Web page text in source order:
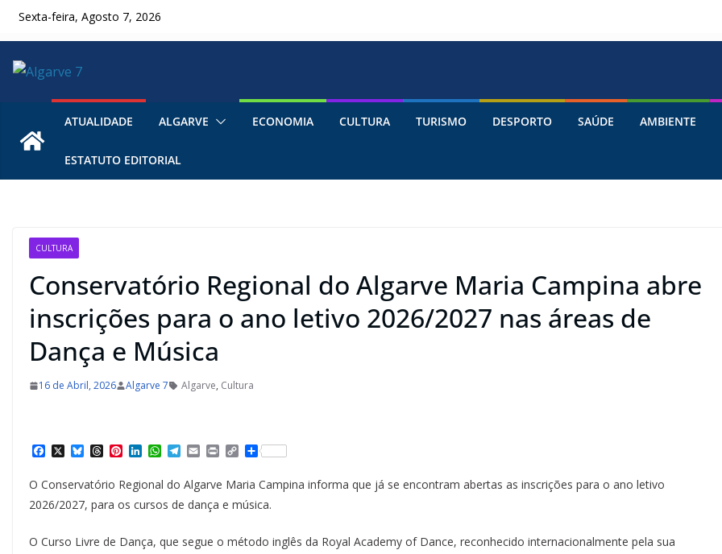
SkipSexta-feira, Agosto 7, 2026
ATUALIDADE ALGARVE ECONOMIA CULTURA TURISMO DESPORTO SAÚDE AMBIENTE
ESTATUTO EDITORIAL
CULTURA
Conservatório Regional do Algarve Maria Campina abre
inscrições para o ano letivo 2026/2027 nas áreas de
Dança e Música
16 de Abril, 2026 Algarve 7 Algarve, Cultura
c
e
b
k
X B
u
e
s
k
T
r
e
a
P
n
t
e
s
L
k
e
n
W
a
t
s
p
T
e
g
m
E
i
l
P
n
t
C
y
L
k
S
a
r
e
O Conservatório Regional do Algarve Maria Campina informa que já se encontram abertas as inscrições para o ano letivo
2026/2027, para os cursos de dança e música.
O Curso Livre de Dança, que segue o método inglês da Royal Academy of Dance, reconhecido internacionalmente pela sua